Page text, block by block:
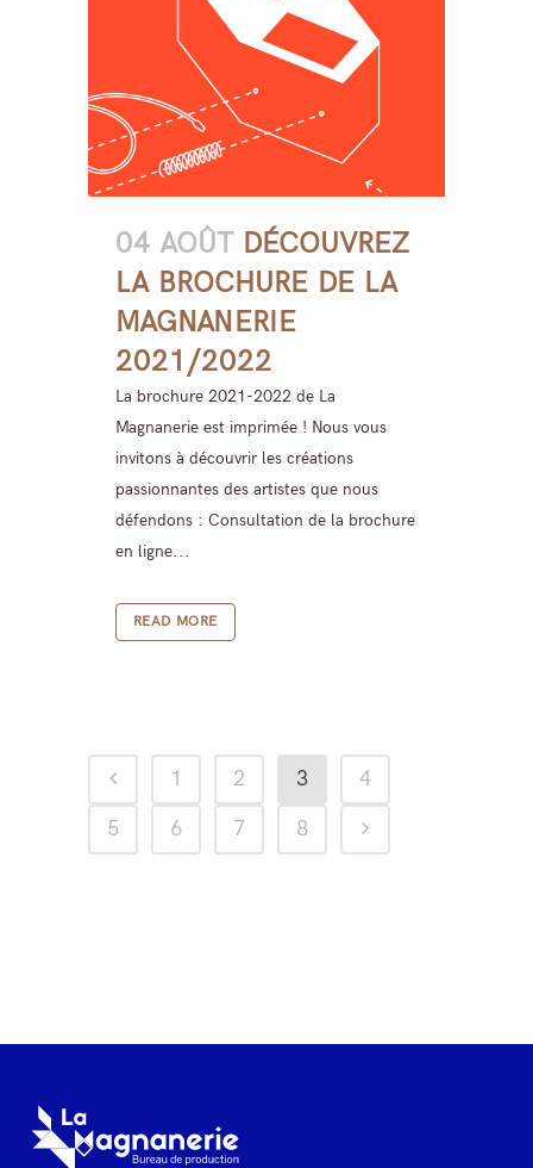
04 AOÛT DÉCOUVREZ
LA BROCHURE DE LA
MAGNANERIE
2021/2022
La brochure 2021-2022 de La
Magnanerie est imprimée ! Nous vous
invitons à découvrir les créations
passionnantes des artistes que nous
défendons : Consultation de la brochure
en ligne...
READ MORE
1 2 3
4
5
6 7 8